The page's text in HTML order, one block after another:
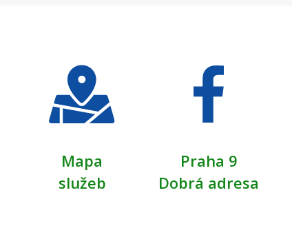
Mapa
služeb
Praha 9
Dobrá adresa